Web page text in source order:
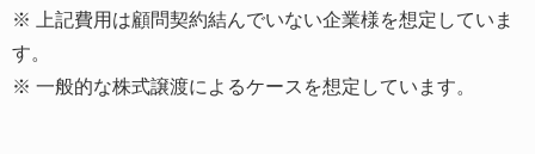
※ 上記費用は顧問契約結んでいない企業様を想定していま
す。
※ 一般的な株式譲渡によるケースを想定しています。